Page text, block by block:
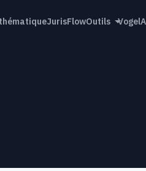
JurisFlowOutils